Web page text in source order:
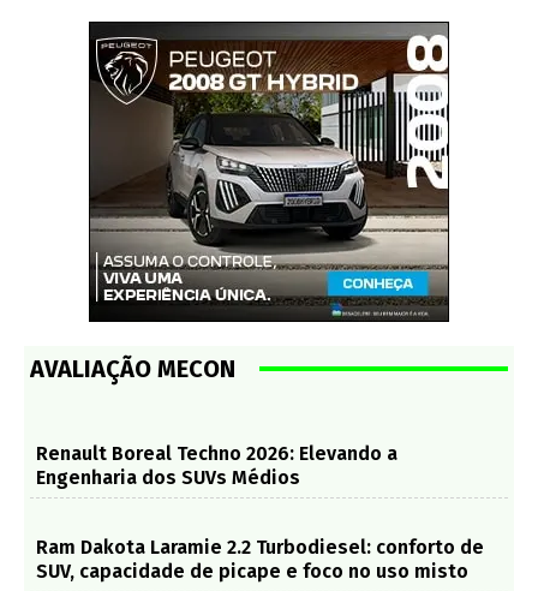
AVALIAÇÃO MECON
Renault Boreal Techno 2026: Elevando a
Engenharia dos SUVs Médios
Ram Dakota Laramie 2.2 Turbodiesel: conforto de
SUV, capacidade de picape e foco no uso misto